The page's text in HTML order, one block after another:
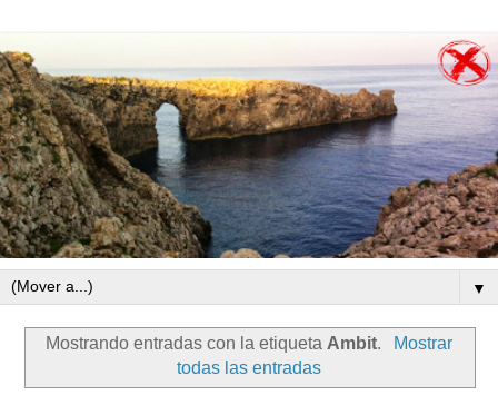
▼
Mostrando entradas con la etiqueta Ambit.
Mostrar
todas las entradas